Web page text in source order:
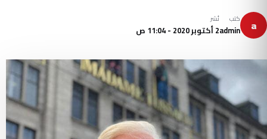
a كتب
admin
نُشر
2 أكتوبر 2020 - 11:04 ص